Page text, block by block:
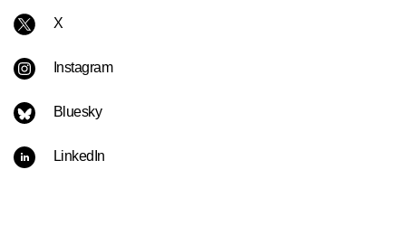
X
Instagram
Bluesky
LinkedIn